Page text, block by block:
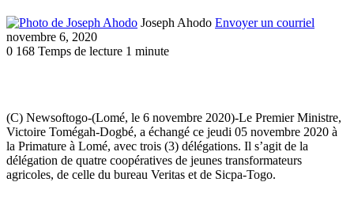
Joseph Ahodo Envoyer un courriel
novembre 6, 2020
0 168 Temps de lecture 1 minute
(C) Newsoftogo-(Lomé, le 6 novembre 2020)-Le Premier Ministre,
Victoire Tomégah-Dogbé, a échangé ce jeudi 05 novembre 2020 à
la Primature à Lomé, avec trois (3) délégations. Il s’agit de la
délégation de quatre coopératives de jeunes transformateurs
agricoles, de celle du bureau Veritas et de Sicpa-Togo.